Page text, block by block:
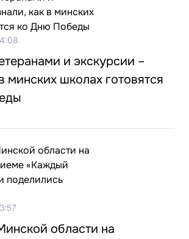
и экскурсии –
минских школах готовятся
области на